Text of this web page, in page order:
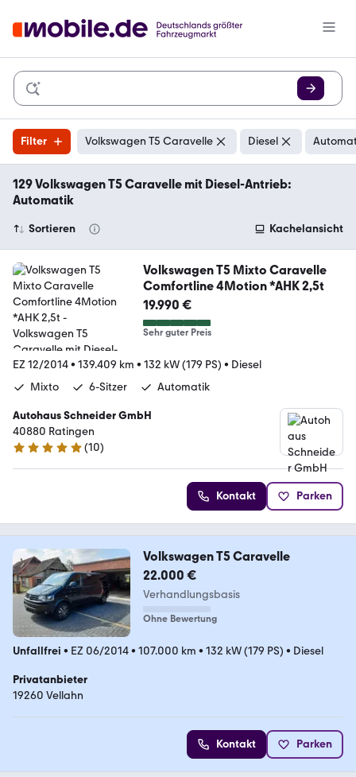
Filter Volkswagen T5 Caravelle Diesel
129 Volkswagen T5 Caravelle mit Diesel-Antrieb:
Automatik
Sortieren Kachelansicht
Volkswagen T5 Mixto Caravelle
Comfortline 4Motion *AHK 2,5t
19.990 €
Sehr guter Preis
EZ 12/2014• 139.409 km • 132 kW (179 PS) • Diesel
Mixto
6-Sitzer Automatik
Autohaus Schneider GmbH
40880 Ratingen
5 Sterne
(10)
Kontakt Parken
Volkswagen T5 Caravelle
22.000 €
Verhandlungsbasis
Ohne Bewertung
Unfallfrei • EZ 06/2014• 107.000 km • 132 kW (179 PS) • Diesel
Privatanbieter
19260 Vellahn
Kontakt Parken